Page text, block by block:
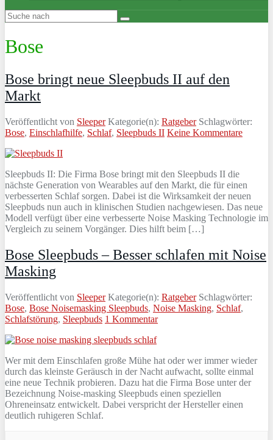
Bose
Bose bringt neue Sleepbuds II auf den
Markt
Veröffentlicht von Sleeper Kategorie(n): RatgeberSchlagwörter:
Bose, Einschlafhilfe, Schlaf, Sleepbuds II Keine Kommentare
Sleepbuds II: Die Firma Bose bringt mit den Sleepbuds II die
nächste Generation von Wearables auf den Markt, die für einen
verbesserten Schlaf sorgen. Dabei ist die Wirksamkeit der neuen
Sleepbuds nun auch in klinischen Studien nachgewiesen. Das neue
Modell verfügt über eine verbesserte Noise Masking Technologie im
Vergleich zu seinem Vorgänger. Dies hilft beim […]
Bose Sleepbuds – Besser schlafen mit Noise
Masking
Veröffentlicht von Sleeper Kategorie(n): RatgeberSchlagwörter:
Bose, Bose Noisemasking Sleepbuds, Noise Masking, Schlaf,
Schlafstörung, Sleepbuds 1 Kommentar
Wer mit dem Einschlafen große Mühe hat oder wer immer wieder
durch das kleinste Geräusch in der Nacht aufwacht, sollte einmal
eine neue Technik probieren. Dazu hat die Firma Bose unter der
Bezeichnung Noise-masking Sleepbuds einen speziellen
Ohreneinsatz entwickelt. Dabei verspricht der Hersteller einen
deutlich ruhigeren Schlaf.